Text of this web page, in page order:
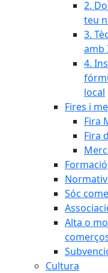
2.
teu
3.
amb
4.
local
Fires i
Fira
Fira
Formació
Sóc
Alta o
Cultura